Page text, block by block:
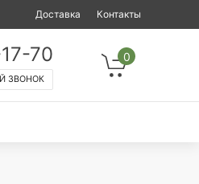
Доставка Контакты
70
ЗВОНОК
0